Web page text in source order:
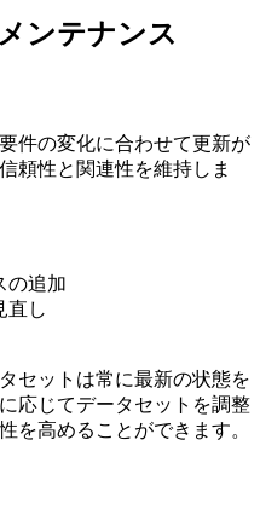
ンテナンス
件の変化に合わせて更新が
頼性と関連性を維持しま
の追加
直し
セットは常に最新の状態を
応じてデータセットを調整
を高めることができます。